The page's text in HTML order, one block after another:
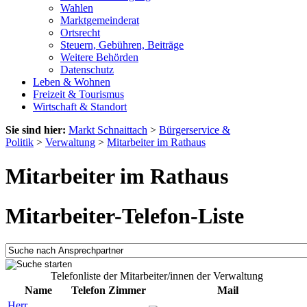
Wahlen
Marktgemeinderat
Ortsrecht
Steuern, Gebühren, Beiträge
Weitere Behörden
Datenschutz
Leben & Wohnen
Freizeit & Tourismus
Wirtschaft & Standort
Sie sind hier: Markt Schnaittach > Bürgerservice &
Politik > Verwaltung > Mitarbeiter im Rathaus
Mitarbeiter im Rathaus
Mitarbeiter-Telefon-Liste
Telefonliste der Mitarbeiter/innen der Verwaltung
Name
Telefon Zimmer
Mail